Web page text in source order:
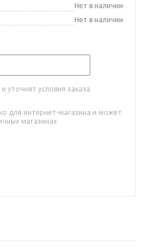
Нет в наличии
Нет в наличии
уточнят условия заказа
для интернет-магазина и может
магазинах